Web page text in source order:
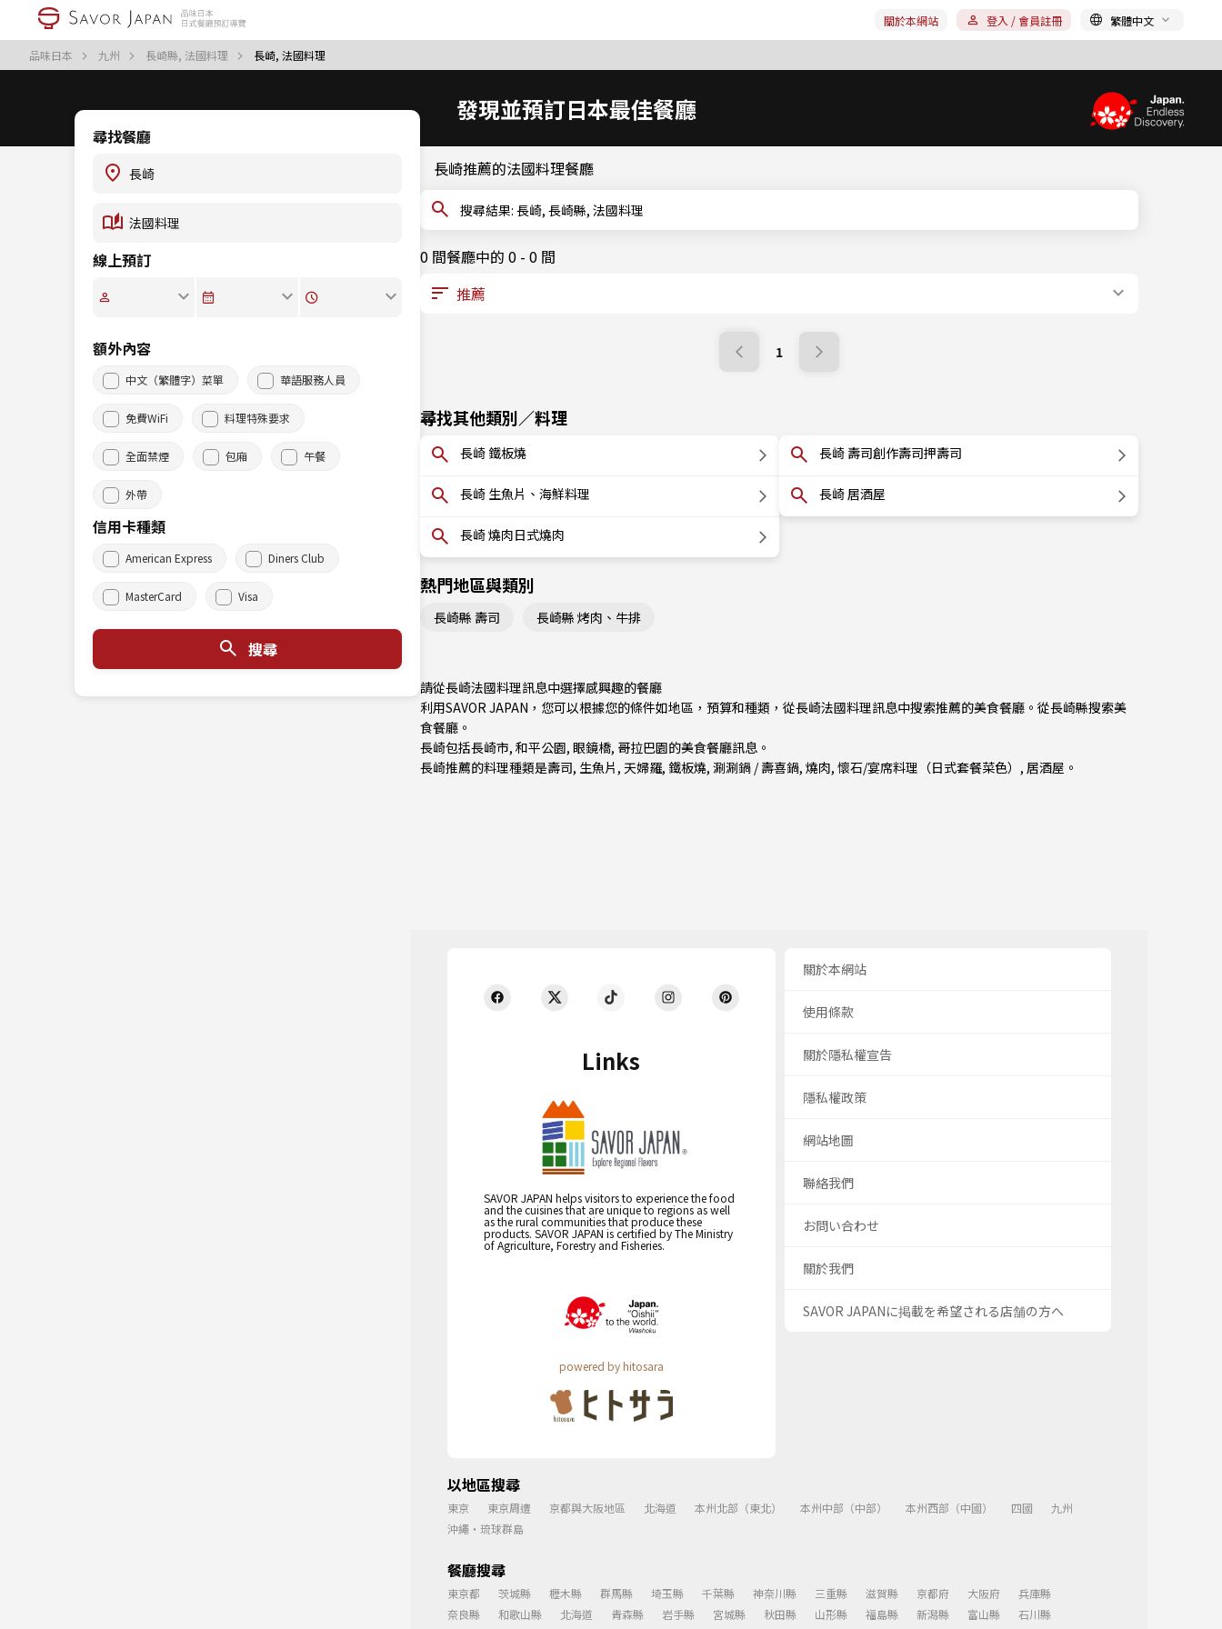
品味日本 九州 長崎縣, 法國料理 長崎, 法國料理
關於本網站 登入 / 會員註冊 繁體中文
發現並預訂日本最佳餐廳
尋找餐廳
線上預訂
額外內容
中文（繁體字）菜單 華語服務人員
免費WiFi 料理特殊要求
全面禁煙 包廂 午餐
外帶
信用卡種類
American Express Diners Club
MasterCard Visa
搜尋
長崎推薦的法國料理餐廳
搜尋結果: 長崎, 長崎縣, 法國料理
0 間餐廳中的 0 - 0 間
1
尋找其他類別／料理
長崎 鐵板燒
長崎 生魚片、海鮮料理
長崎 燒肉日式燒肉
長崎 壽司創作壽司押壽司
長崎 居酒屋
熱門地區與類別
長崎縣 壽司 長崎縣 烤肉、牛排
請從長崎法國料理訊息中選擇感興趣的餐廳
利用SAVOR JAPAN，您可以根據您的條件如地區，預算和種類，從長崎法國料理訊息中搜索推薦的美食餐廳。從長崎縣搜索美
食餐廳。
長崎包括長崎市, 和平公園, 眼鏡橋, 哥拉巴園的美食餐廳訊息。
長崎推薦的料理種類是壽司, 生魚片 , 天婦羅, 鐵板燒, 涮涮鍋 / 壽喜鍋, 燒肉, 懷石/宴席料理（日式套餐菜色） , 居酒屋 。
Links
SAVOR JAPAN helps visitors to experience the food
and the cuisines that are unique to regions as well
as the rural communities that produce these
products. SAVOR JAPAN is certified by The Ministry
of Agriculture, Forestry and Fisheries.
powered by hitosara
關於本網站
使用條款
關於隱私權宣告
隱私權政策
網站地圖
聯絡我們
お問い合わせ
關於我們
SAVOR JAPANに掲載を希望される店舗の方へ
以地區搜尋
東京 東京周遭 京都與大阪地區 北海道 本州北部（東北） 本州中部（中部） 本州西部（中國） 四國
九州
沖繩・琉球群島
餐廳搜尋
東京都 茨城縣 櫪木縣 群馬縣 埼玉縣 千葉縣 神奈川縣 三重縣 滋賀縣 京都府 大阪府
兵庫縣
奈良縣
和歌山縣 北海道 青森縣 岩手縣 宮城縣 秋田縣 山形縣 福島縣 新潟縣 富山縣
石川縣